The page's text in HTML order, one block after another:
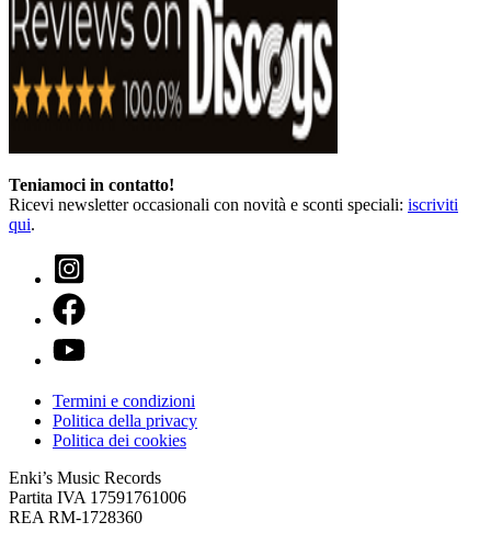
Teniamoci in contatto!
Ricevi newsletter occasionali con novità e sconti speciali: iscriviti
qui.
Termini e condizioni
Politica della privacy
Politica dei cookies
Enki’s Music Records
Partita IVA 17591761006
REA RM-1728360